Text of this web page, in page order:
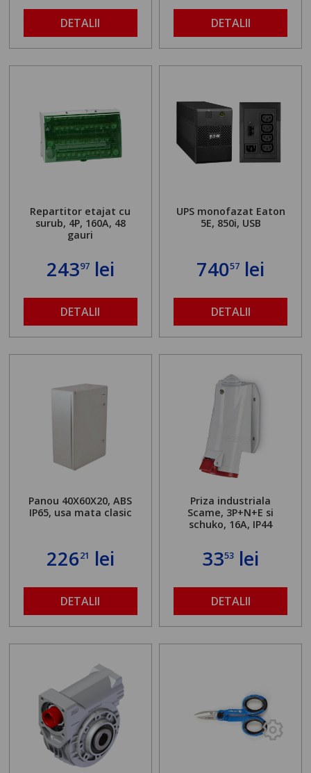
DETALII DETALII
Repartitor etajat cu
surub, 4P, 160A, 48
gauri
24397lei
DETALII
UPS monofazat Eaton
5E, 850i, USB
74057 lei
DETALII
Panou 40X60X20, ABS
IP65, usa mata clasic
22621 lei
DETALII
Priza industriala
Scame, 3P+N+E si
schuko, 16A, IP44
3353 lei
DETALII